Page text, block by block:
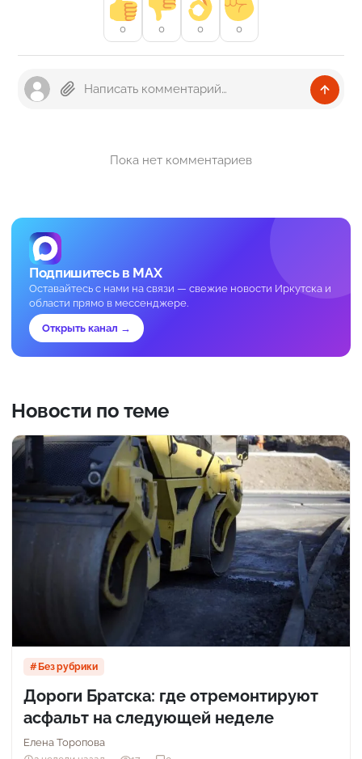
0 0 0 0
Пока нет комментариев
Подпишитесь в MAX
Оставайтесь с нами на связи — свежие новости Иркутска и
области прямо в мессенджере.
Открыть канал →
Новости по теме
Без рубрики
Дороги Братска: где отремонтируют
асфальт на следующей неделе
Елена Торопова